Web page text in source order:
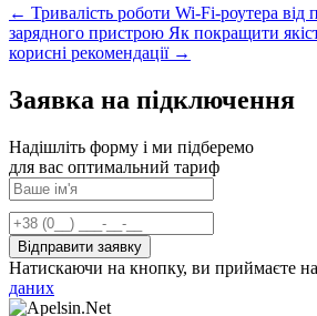
← Тривалість роботи Wi-Fi-роутера від
зарядного пристрою Як покращити
корисні рекомендації →
Заявка на підключення
Надішліть форму і ми підберемо
для вас оптимальний тариф
Натискаючи на кнопку, ви приймаєте
даних